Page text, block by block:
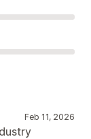
Feb 11, 2026